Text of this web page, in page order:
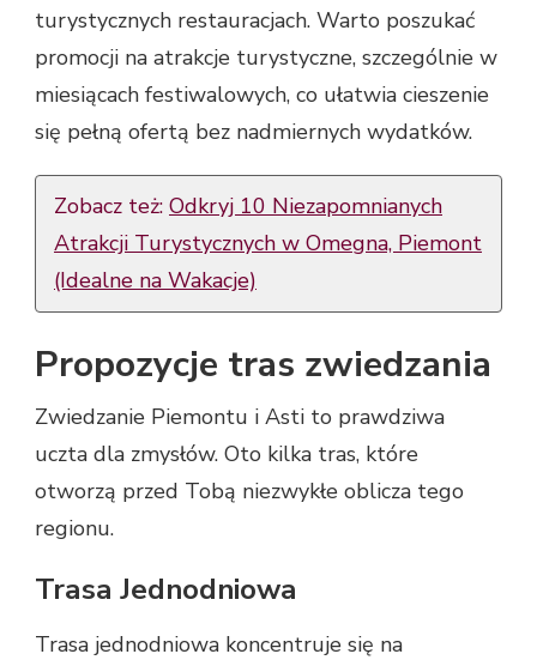
turystycznych restauracjach. Warto poszukać
promocji na atrakcje turystyczne, szczególnie w
miesiącach festiwalowych, co ułatwia cieszenie
się pełną ofertą bez nadmiernych wydatków.
Zobacz też: Odkryj 10 Niezapomnianych
Atrakcji Turystycznych w Omegna, Piemont
(Idealne na Wakacje)
Propozycje tras zwiedzania
Zwiedzanie Piemontu i Asti to prawdziwa
uczta dla zmysłów. Oto kilka tras, które
otworzą przed Tobą niezwykłe oblicza tego
regionu.
Trasa Jednodniowa
Trasa jednodniowa koncentruje się na